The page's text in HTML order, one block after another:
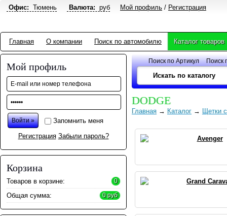
Офис: Тюмень Валюта: руб Мой профиль / Регистрация
Главная О компании Поиск по автомобилю Каталог товаров
Мой профиль
Запомнить меня
Регистрация Забыли пароль?
Корзина
Товаров в корзине: 0
Общая сумма: 0 руб
Поиск по Артикул Поиск
DODGE
Главная → Каталог → Щетки
Avenger
Grand